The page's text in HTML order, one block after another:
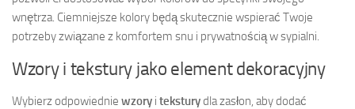
wnętrza. Ciemniejsze kolory będą skutecznie wspierać Twoje
potrzeby związane z komfortem snu i prywatnością w sypialni.
Wzory i tekstury jako element dekoracyjny
Wybierz odpowiednie wzory i teksturydla zasłon, aby dodać